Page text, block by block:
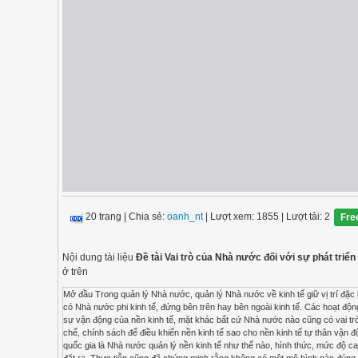
20 trang Chia sẻ: oanh_nt| Lượt xem: 1855 | Lượt tải: 2
Nội dung tài liệu Đề tài Vai trò của Nhà nước đối với sự phát triển
ở trên
Mở đầu Trong quản lý Nhà nước, quản lý Nhà nước về kinh tế giữ vị trí đặc biệt quan trọng, bởi vì lịch sử phát triển kinh tế thế giới đã khẳng định rằng không khi nào và không ở đâu có Nhà nước phi kinh tế, đứng bên trên hay bên ngoài kinh tế. Các hoạt động của Nhà nước (người đại diện trực tiếp là Chính phủ) đều hoặc là tác động thúc đẩy hoặc là kìm hãm sự vận động của nền kinh tế, mặt khác bất cứ Nhà nước nào cũng có vai trò quản lý Nhà nước nền kinh tế quốc dân, thông qua các công cụ quản lý và can thiệp bằng hệ thống thể chế, chính sách để điều khiển nền kinh tế sao cho nền kinh tế tự thân vận động nhằm đạt tới mục tiêu mong muốn và theo quỹ đạo đã lựa chọn. Điều khác nhau cơ bản giữa các quốc gia là Nhà nước quản lý nền kinh tế như thế nào, hình thức, mức độ can thiệp, điều tiết ra sao và đến đâu là hợp lí và thoả mãn được các yêu cầu để đạt tới các mục tiêu đã đặt ra. Thực tiễn cũng đã chứng minh rằng không có một mô hình nào đúng cho mọi quốc gia, vì vậy mỗi nước phải căn cứ vào các điều kiện cụ thể về kinh tế, chính trị, xã hội, điều kiện cụ thể về các nguồn lực chọn giải pháp phát triển hữu hiệu nhất cho nước mình. Là một sinh viên kinh tế Kế hoạch, tôi chọn đề tài “Vai trò của Nhà nước đối với sự phát triển kinh tế nông ngiệp, nông thôn Việt Nam” bởi đây là đề tài gần gũi với chuyên ngành của mình.Tuy vậy do khuôn khổ của đề án có hạn tôi chỉ xin trình bày về sự can thiệp của nhà nước thông qua các chính sách kinh tế đối với kinh tế nông ngiệp, nông xôn; những mặt đã đạt được và các biện pháp hoàn thiện các chính sách Nội dung 1.Kinh tế nông thôn 1.1Thế nào là kinh tế nông thôn Xét về mặt kinh tế - kĩ thuật, kinh tế nông thôn có thể bao gồm nhiều ngành kinh tế như: nông nghiệp, lâm nghiệp, ngư nghiệp, tiểu thủ công nghiệp, dịch vụ. Trong dó nông nghiệp, lâm nghiệp, ngư nghiệp là ngành kinh tế chủ yếu Xét về mặt kinh tế - xã hội, kinh tế nông thôn bao gồm nhiều thành phần kinh tế: kinh tế Nhà nước, kinh tế tập thể, kinh tế cá thể. Xét về mặt không gian và lãnh thổ, kinh tế nông thôn bao gồm các vùng như: Vùng chuyên canh lúa, vùng chuyên canh cây màu, vùng trồng cây ăn quả. 1.2.Đặc điểm kinh tế nông thôn Nông nghiệp là ngành sản xuất phụ thuộc nhiều vào tự nhiên. Những điều kiện tự nhiên như đất đai, nhiệt độ, độ ẩm, bức xạ mặt trời trực tiếp ảnh hưởng đến năng suất, sản lượng cây trồng vật nuôi. Nông nghiệp cũng là ngành sản xuất có năng suất lao động rất thấp, vì đây là ngành sản xuất phụ thuộc rất nhiều vào tự nhiên; là ngành sản xuất mà việc ứng dụng tiến bộ khoa học công nghệ gặp rất nhiều khó khăn. Ngoài ra sản xuất nông nghiệp ở nước ta thường gắn với những phương pháp canh tác, lề thói, tập quán đã có từ hàng nghìn năm nay Kinh tế nông thôn là một khu vực của nền kinh tế gắn với địa bàn nông thôn. Kinh tế nông thôn vừa mang những đặc trưng chung của nền kinh tế về lực lượng sản xuất và quan hệ sản xuất, về cơ chế kinh tế vừa có những đặc điểm riêng gắn liền với nông nghiệp, nông thôn. 1.3.Vai trò của kinh tế nông nghiệp, nông thôn trong phát triển nền kinh tế quốc dân. Đánh giá về kinh tế Việt Nam, không nhà kinh tế nào lại không nhìn nhận rằng đây là một Quốc gia có nền nông ngiệp là chủ yếu, vì lẽ cho tới nay sản phẩm nông nghiệp làm ra vẫn đang chiếm một tỉ trọng cao trong tổng sản phẩm quốc nội (trên 30%GDP), hơn nữa trên 70% dân số Việt Nam vẫn đang sống ở các vùng nông thôn và gần 70% lao động xã hội đang hoạt động và sinh sống nhờ vào sản xuất nông, lâm, ngư nghiệp. Hiện tại cũng như trong nhiều năm tới phát triển nông nghiệp vẫn tiếp tục ảnh hưởng trực tiếp đến phát triển nền kinh tế, ổn định chính trị và tiến bộ xã hội của đất nước, góp phần giải quyết vấn đề an toàn lương thực quốc gia và xuất khẩu, đóng góp đáng kể vào tích luỹ cho nền kinh tế và tạo ra những nguồn khác có giá trị kinh tế cao phục vụ xuất khẩu. Điều đó không chỉ quan trọng đối với Việt Nam mà còn với nhiều nước trên thế giới. Đối với toàn nền kinh tế Việt Nam nông - lâm - ngư nghiệp nông thôn còn có vai trò làm cơ sở cho quá trình công ngiệp hoá thông qua: Cung cấp nguồn vốn lớn, tạo tích luỹ ban đầu. Đối với nước ta